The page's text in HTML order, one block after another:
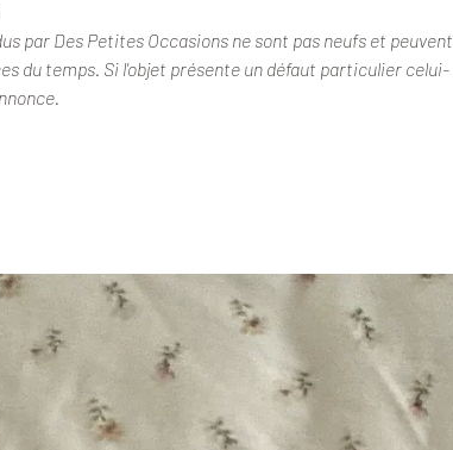
par Des Petites Occasions ne sont pas neufs et peuvent
du temps. Si l'objet présente un défaut particulier celui-